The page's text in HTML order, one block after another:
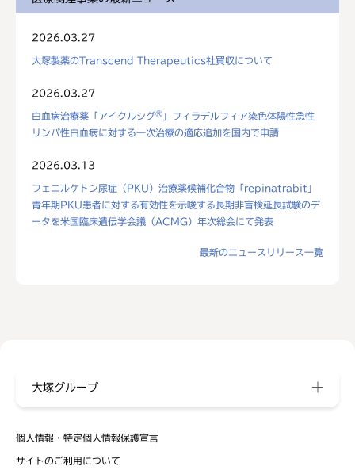
2026.03.27
大塚製薬のTranscend Therapeutics社買収について
2026.03.27
白血病治療薬「アイクルシグ® 」フィラデルフィア染色体陽性急性
リンパ性白血病に対する一次治療の適応追加を国内で申請
2026.03.13
フェニルケトン尿症（PKU）治療薬候補化合物「repinatrabit」
青年期PKU患者に対する有効性を示唆する長期非盲検延長試験のデ
ータを米国臨床遺伝学会議（ACMG）年次総会にて発表
最新のニュースリリース一覧
個人情報・特定個人情報保護宣言
サイトのご利用について
大塚グループ